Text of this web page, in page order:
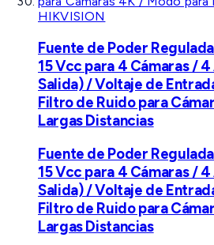
HIKVISION
Fuente de Poder
15 Vcc para 4 Cámaras /
Salida) / Voltaje de
Filtro de Ruido para
Largas Distancias
Fuente de Poder
15 Vcc para 4 Cámaras /
Salida) / Voltaje de
Filtro de Ruido para
Largas Distancias